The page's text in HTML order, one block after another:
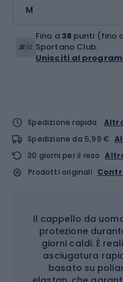
M
Fino a38 punti (fino
Sportano Club.
Unisciti al
Spedizione rapida
Spedizione da 5,99 €
30 giorni per il reso
Prodotti originali
Il cappello da
protezione
giorni caldi. È
asciugatura
basato su